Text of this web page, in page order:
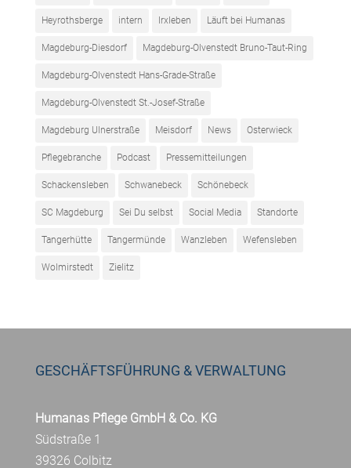
Heyrothsberge intern Irxleben Läuft bei Humanas
Magdeburg-Diesdorf Magdeburg-Olvenstedt Bruno-Taut-Ring
Magdeburg-Olvenstedt Hans-Grade-Straße
Magdeburg-Olvenstedt St.-Josef-Straße
Magdeburg Ulnerstraße Meisdorf News Osterwieck
Pflegebranche Podcast Pressemitteilungen
Schackensleben Schwanebeck Schönebeck
SC Magdeburg Sei Du selbst Social Media Standorte
Tangerhütte Tangermünde Wanzleben Wefensleben
Wolmirstedt Zielitz
GESCHÄFTSFÜHRUNG & VERWALTUNG
Humanas Pflege GmbH & Co. KG
Südstraße 1
39326 Colbitz